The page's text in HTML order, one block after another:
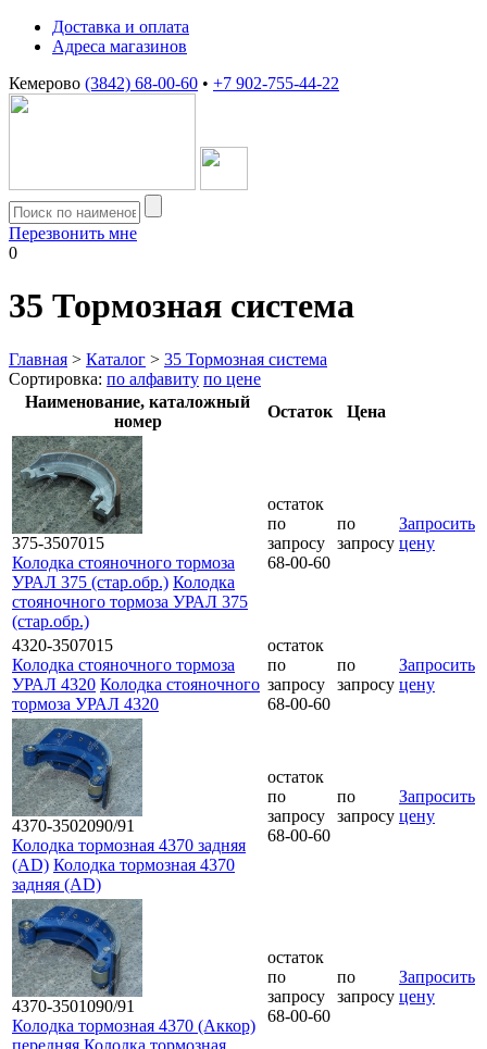
Доставка и оплата
Адреса магазинов
Кемерово (3842) 68-00-60 • +7 902-755-44-22
Перезвонить мне
0
35 Тормозная система
Главная > Каталог > 35 Тормозная система
Сортировка: по алфавиту по цене
Наименование, каталожный
номер
Остаток Цена
375-3507015
Колодка стояночного тормоза
УРАЛ 375 (стар.обр.) Колодка
стояночного тормоза УРАЛ 375
(стар.обр.)
остаток
по
запросу
68-00-60
по
запросу
Запросить
цену
4320-3507015
Колодка стояночного тормоза
УРАЛ 4320 Колодка стояночного
тормоза УРАЛ 4320
остаток
по
запросу
68-00-60
по
запросу
Запросить
цену
4370-3502090/91
Колодка тормозная 4370 задняя
(AD) Колодка тормозная 4370
задняя (AD)
остаток
по
запросу
68-00-60
по
запросу
Запросить
цену
4370-3501090/91
Колодка тормозная 4370 (Аккор)
передняя Колодка тормозная
остаток
по
запросу
68-00-60
по
запросу
Запросить
цену